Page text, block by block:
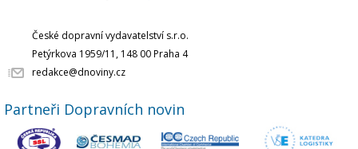
České dopravní vydavatelství s.r.o.
Petýrkova 1959/11, 148 00 Praha 4
redakce@dnoviny.cz
Partneři Dopravních novin